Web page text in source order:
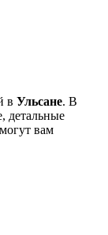
в Ульсане. В
детальные
вам